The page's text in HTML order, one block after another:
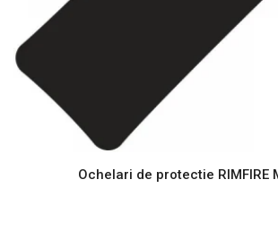
Ochelari de protectie RIMFIRE